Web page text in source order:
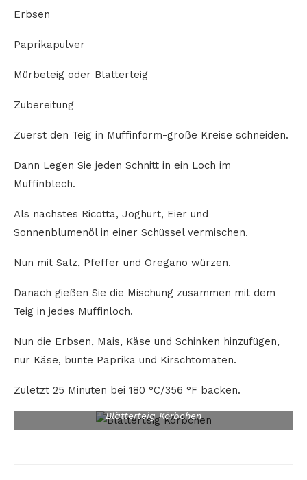
Erbsen
Paprikapulver
Mürbeteig oder Blatterteig
Zubereitung
Zuerst den Teig in Muffinform-große Kreise schneiden.
Dann Legen Sie jeden Schnitt in ein Loch im
Muffinblech.
Als nachstes Ricotta, Joghurt, Eier und
Sonnenblumenöl in einer Schüssel vermischen.
Nun mit Salz, Pfeffer und Oregano würzen.
Danach gießen Sie die Mischung zusammen mit dem
Teig in jedes Muffinloch.
Nun die Erbsen, Mais, Käse und Schinken hinzufügen,
nur Käse, bunte Paprika und Kirschtomaten.
Zuletzt 25 Minuten bei 180 °C/356 °F backen.
Blätterteig Körbchen